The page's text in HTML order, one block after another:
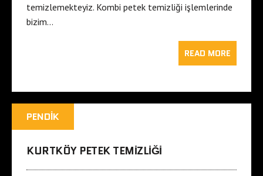
temizlemekteyiz. Kombi petek temizliği işlemlerinde
bizim…
READ MORE
PENDIK
KURTKÖY PETEK TEMIZLIĞI